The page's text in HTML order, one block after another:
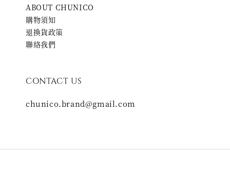
ABOUT CHUNICO
購物須知
退換貨政策
聯絡我們
CONTACT US
chunico.brand@gmail.com